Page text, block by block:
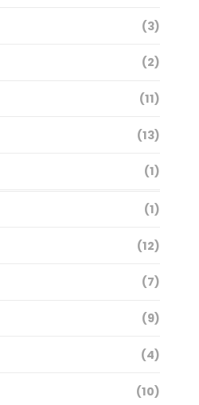
(3)
(2)
(11)
(13)
(1)
(1)
(12)
(7)
(9)
(4)
(10)